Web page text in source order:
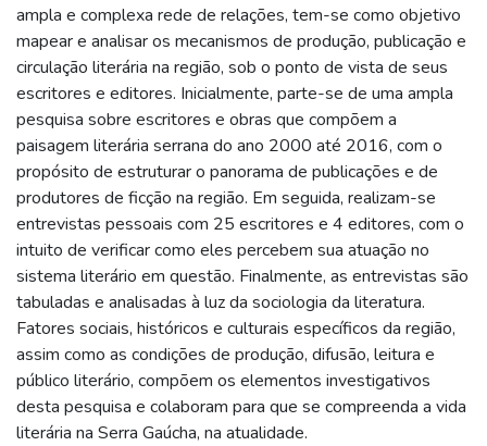
ampla e complexa rede de relações, tem-se como objetivo
mapear e analisar os mecanismos de produção, publicação e
circulação literária na região, sob o ponto de vista de seus
escritores e editores. Inicialmente, parte-se de uma ampla
pesquisa sobre escritores e obras que compõem a
paisagem literária serrana do ano 2000 até 2016, com o
propósito de estruturar o panorama de publicações e de
produtores de ficção na região. Em seguida, realizam-se
entrevistas pessoais com 25 escritores e 4 editores, com o
intuito de verificar como eles percebem sua atuação no
sistema literário em questão. Finalmente, as entrevistas são
tabuladas e analisadas à luz da sociologia da literatura.
Fatores sociais, históricos e culturais específicos da região,
assim como as condições de produção, difusão, leitura e
público literário, compõem os elementos investigativos
desta pesquisa e colaboram para que se compreenda a vida
literária na Serra Gaúcha, na atualidade.